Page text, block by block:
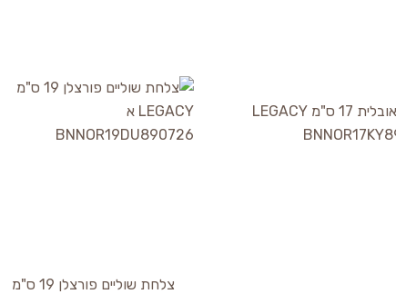
צלחת שוליים פורצלן 19 ס"מ